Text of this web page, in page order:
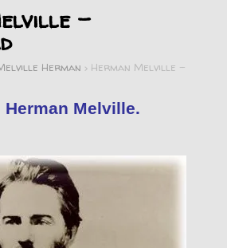
–
Herman > Herman Melville –
Melville.